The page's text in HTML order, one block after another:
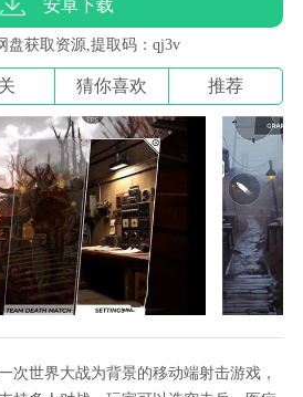
安卓下载
盘获取资源,提取码：qj3v
猜你喜欢 推荐
次世界大战为背景的移动端射击游戏，